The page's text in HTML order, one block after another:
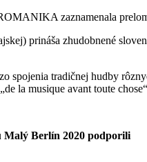
zaznamenala
prináša zhudobnené
spojenia tradičnej hudby
la musique avant toute
Berlín 2020 podporili